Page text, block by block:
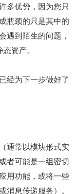
多优势，因为您只
瓶颈的只是其中的
遇到陌生的问题，
资产。
经为下一步做好了
通常以模块形式实
者可能是一组密切
用功能，或将一些
息传递服务）。